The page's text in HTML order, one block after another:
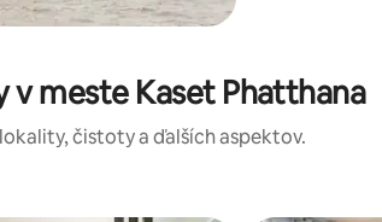
meste Kaset Phatthana
čistoty a ďalších aspektov.